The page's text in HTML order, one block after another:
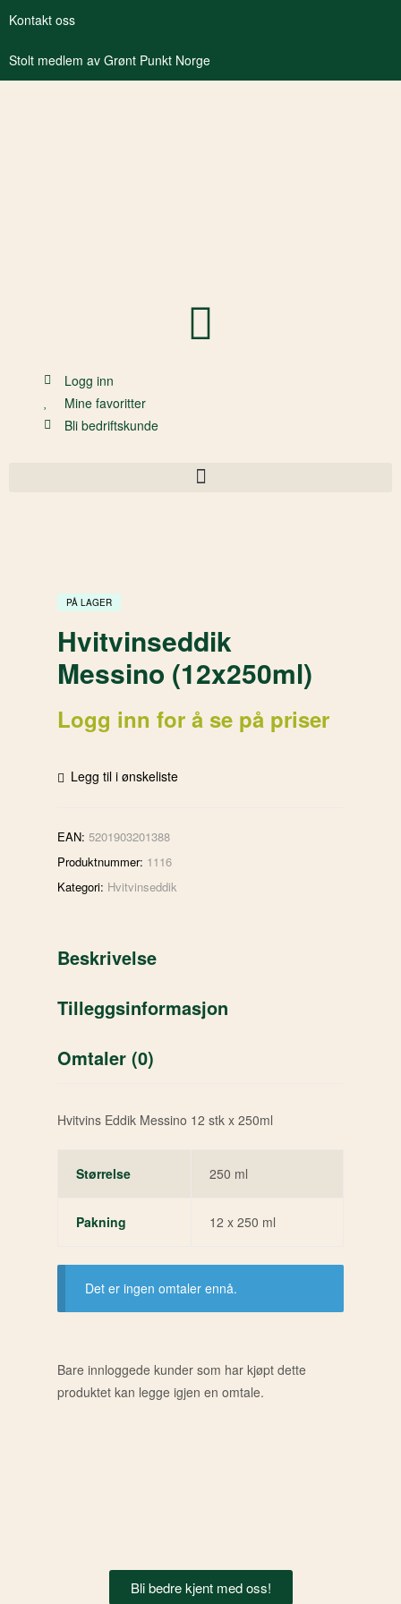
Kontakt oss
Stolt medlem av Grønt Punkt Norge
Logg inn
Mine favoritter
Bli bedriftskunde
PÅ LAGER
Hvitvinseddik
Messino (12x250ml)
Logg inn for å se på priser
Legg til i ønskeliste
EAN: 5201903201388
Produktnummer: 1116
Kategori: Hvitvinseddik
Beskrivelse
Tilleggsinformasjon
Omtaler (0)
Hvitvins Eddik Messino 12 stk x 250ml
Størrelse 250 ml
Pakning 12 x 250 ml
Det er ingen omtaler ennå.
Bare innloggede kunder som har kjøpt dette
produktet kan legge igjen en omtale.
Bli bedre kjent med oss!